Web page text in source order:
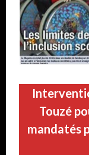
Touzé
mandatés